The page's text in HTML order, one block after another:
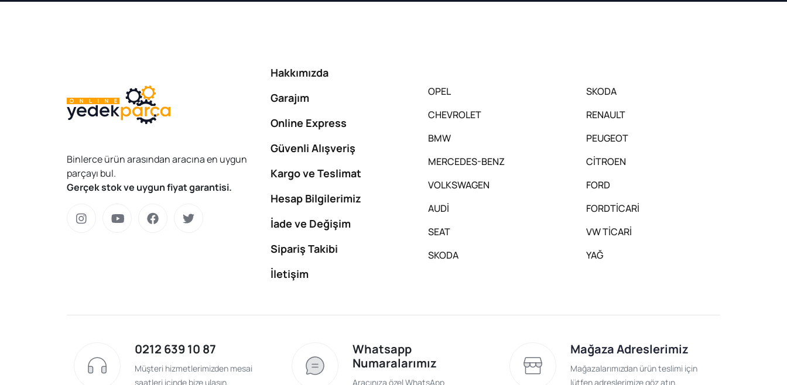
Binlerce ürün arasından aracına en uygun
parçayı bul.
Gerçek stok ve uygun fiyat garantisi.
Hakkımızda
Garajım
Online Express
Güvenli Alışveriş
Kargo ve Teslimat
Hesap Bilgilerimiz
İade ve Değişim
Sipariş Takibi
İletişim
OPEL
CHEVROLET
BMW
MERCEDES-BENZ
VOLKSWAGEN
AUDİ
SEAT
SKODA
SKODA
RENAULT
PEUGEOT
CİTROEN
FORD
FORDTİCARİ
VW TİCARİ
YAĞ
0212 639 10 87
Müşteri hizmetlerimizden mesai
saatleri içinde bize ulaşın.
Whatsapp
Numaralarımız
Aracınıza özel WhatsApp
Mağaza Adreslerimiz
Mağazalarımızdan ürün teslimi için
lütfen adreslerimize göz atın.